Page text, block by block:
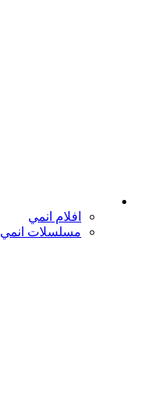
افلام انمي
مسلسلات انمي